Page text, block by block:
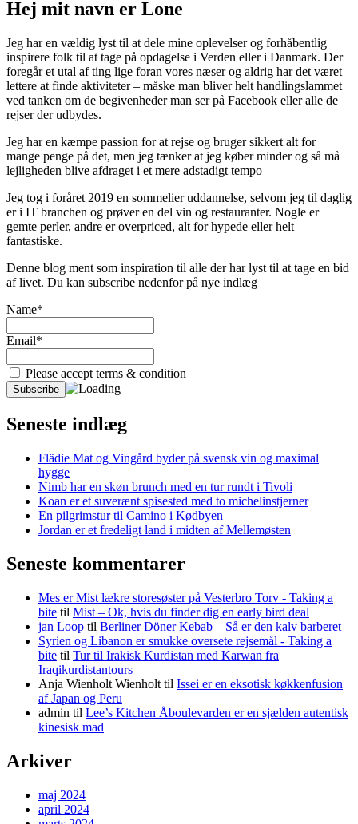
Hej mit navn er Lone
Jeg har en vældig lyst til at dele mine oplevelser og forhåbentlig
inspirere folk til at tage på opdagelse i Verden eller i Danmark. Der
foregår et utal af ting lige foran vores næser og aldrig har det været
lettere at finde aktiviteter – måske man bliver helt handlingslammet
ved tanken om de begivenheder man ser på Facebook eller alle de
rejser der udbydes.
Jeg har en kæmpe passion for at rejse og bruger sikkert alt for
mange penge på det, men jeg tænker at jeg køber minder og så må
lejligheden blive afdraget i et mere adstadigt tempo
Jeg tog i foråret 2019 en sommelier uddannelse, selvom jeg til daglig
er i IT branchen og prøver en del vin og restauranter. Nogle er
gemte perler, andre er overpriced, alt for hypede eller helt
fantastiske.
Denne blog ment som inspiration til alle der har lyst til at tage en bid
af livet. Du kan subscribe nedenfor på nye indlæg
Name*
Email*
Please accept terms & condition
Seneste indlæg
Flädie Mat og Vingård byder på svensk vin og maximal
hygge
Nimb har en skøn brunch med en tur rundt i Tivoli
Koan er et suverænt spisested med to michelinstjerner
En pilgrimstur til Camino i Kødbyen
Jordan er et fredeligt land i midten af Mellemøsten
Seneste kommentarer
Mes er Mist lækre storesøster på Vesterbro Torv - Taking a
bite til Mist – Ok, hvis du finder dig en early bird deal
jan Loop til Berliner Döner Kebab – Så er den kalv barberet
Syrien og Libanon er smukke oversete rejsemål - Taking a
bite til Tur til Irakisk Kurdistan med Karwan fra
Iraqikurdistantours
Anja Wienholt Wienholt til Issei er en eksotisk køkkenfusion
af Japan og Peru
admin til Lee’s Kitchen Åboulevarden er en sjælden autentisk
kinesisk mad
Arkiver
maj 2024
april 2024